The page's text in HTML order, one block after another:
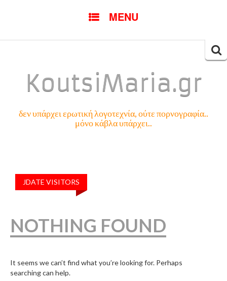
MENU
KoutsiMaria.gr
δεν υπάρχει ερωτική λογοτεχνία, ούτε πορνογραφία..
μόνο κάβλα υπάρχει..
JDATE VISITORS
NOTHING FOUND
It seems we can’t find what you’re looking for. Perhaps
searching can help.